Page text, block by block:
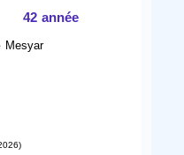
42 année
Mesyar